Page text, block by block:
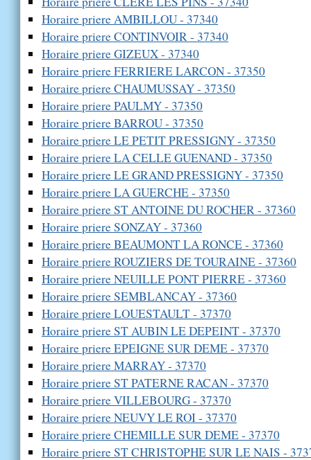
Horaire priere AMBILLOU - 37340
Horaire priere CONTINVOIR - 37340
Horaire priere GIZEUX - 37340
Horaire priere FERRIERE LARCON - 37350
Horaire priere CHAUMUSSAY - 37350
Horaire priere PAULMY - 37350
Horaire priere BARROU - 37350
Horaire priere LE PETIT PRESSIGNY - 37350
Horaire priere LA CELLE GUENAND - 37350
Horaire priere LE GRAND PRESSIGNY - 37350
Horaire priere LA GUERCHE - 37350
Horaire priere ST ANTOINE DU ROCHER - 37360
Horaire priere SONZAY - 37360
Horaire priere BEAUMONT LA RONCE - 37360
Horaire priere ROUZIERS DE TOURAINE - 37360
Horaire priere NEUILLE PONT PIERRE - 37360
Horaire priere SEMBLANCAY - 37360
Horaire priere LOUESTAULT - 37370
Horaire priere ST AUBIN LE DEPEINT - 37370
Horaire priere EPEIGNE SUR DEME - 37370
Horaire priere MARRAY - 37370
Horaire priere ST PATERNE RACAN - 37370
Horaire priere VILLEBOURG - 37370
Horaire priere NEUVY LE ROI - 37370
Horaire priere CHEMILLE SUR DEME - 37370
Horaire priere ST CHRISTOPHE SUR LE NAIS -